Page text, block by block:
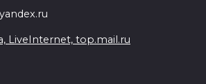
LiveInternet, top.mail.ru